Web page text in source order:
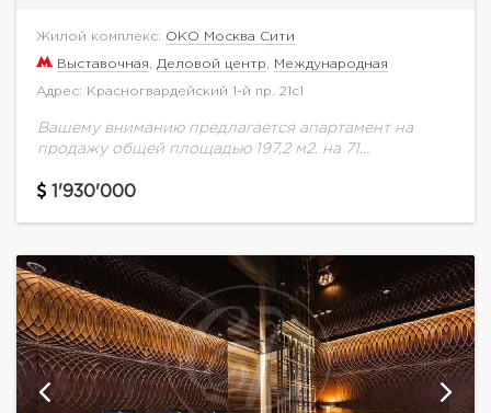
Жилой комплекс: ОКО Москва Сити
Выставочная Деловой центр Международная
Адрес: Красногвардейский 1-й пр. 21с1
Вашему вниманию предлагается апартамент на
продажу общей площадью 197,2 м2. на 71
авторским дизайн-проектам, качественный ремонт,
1'930'000